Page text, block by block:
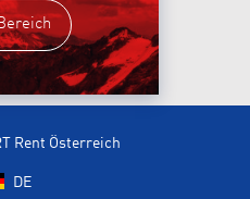
Rent Österreich
DE